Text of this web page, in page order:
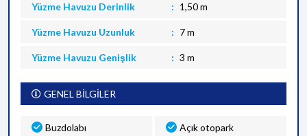
Yüzme Havuzu Derinlik 1,50 m
Yüzme Havuzu Uzunluk 7 m
Yüzme Havuzu Genişlik 3 m
GENEL BİLGİLER
Buzdolabı Açık otopark